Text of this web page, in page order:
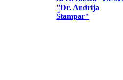
"Dr. Andrija
Štampar"